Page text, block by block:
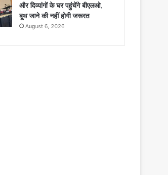
और दिव्यांगों के घर पहुंचेंगे बीएलओ,
बूथ जाने की नहीं होगी जरूरत
August 6, 2026